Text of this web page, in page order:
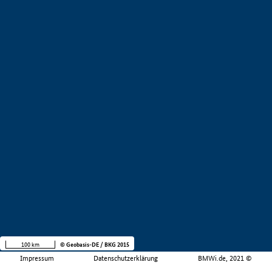
Impressum Datenschutzerklärung BMWi.de, 2021 ©
100 km © Geobasis-DE / BKG 2015